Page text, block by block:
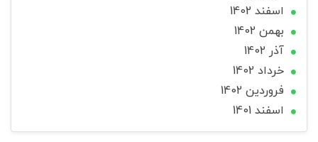
اسفند 1402
بهمن 1402
آذر 1402
خرداد 1402
فروردین 1402
اسفند 1401